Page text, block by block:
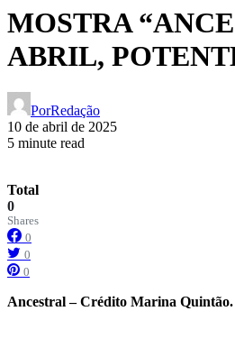
MOSTRA
ABRIL,
PorRedação
10 de abril de 2025
5 minute read
Total
0
Shares
0
0
0
Ancestral – Crédito Marina Quintão.